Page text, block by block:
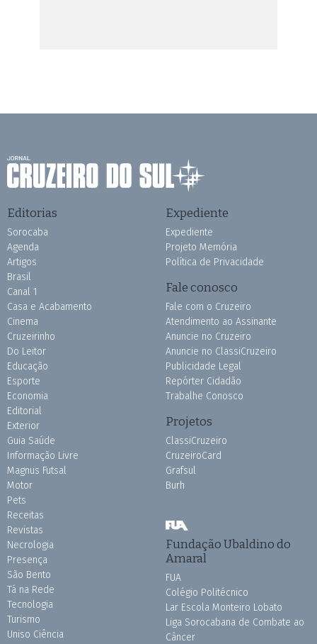
Editorias
Sorocaba
Agenda
Artigos
Brasil
Canal 1
Casa e Acabamento
Cinema
Cruzeirinho
Do Leitor
Educação
Esporte
Economia
Editorial
Exterior
Guia Saúde
Informação Livre
Magnus Futsal
Motor
Pets
Receitas
Revistas
Necrologia
Presença
São Bento
Tá na Rede
Tecnologia
Turismo
Uniso Ciência
Expediente
Expediente
Projeto Memória
Política de Privacidade
Fale conosco
Fale com o Cruzeiro
Atendimento ao Assinante
Anuncie no Cruzeiro
Anuncie no ClassiCruzeiro
Publicidade Legal
Repórter Cidadão
Trabalhe Conosco
Projetos
ClassiCruzeiro
CruzeiroCard
Grafsul
Burh
Fundação Ubaldino do
Amaral
FUA
Colégio Politécnico
Lar Escola Monteiro Lobato
Liga Sorocabana de Combate ao
Câncer